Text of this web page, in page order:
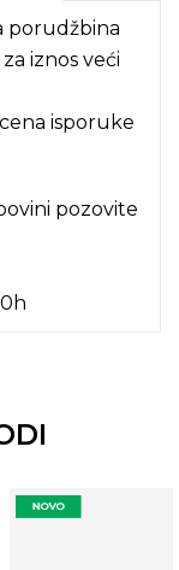
porudžbina
iznos veći
isporuke
pozovite